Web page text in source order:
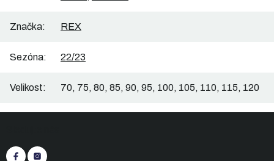
Značka: REX
Sezóna: 22/23
Velikost: 70, 75, 80, 85, 90, 95, 100, 105, 110, 115, 120